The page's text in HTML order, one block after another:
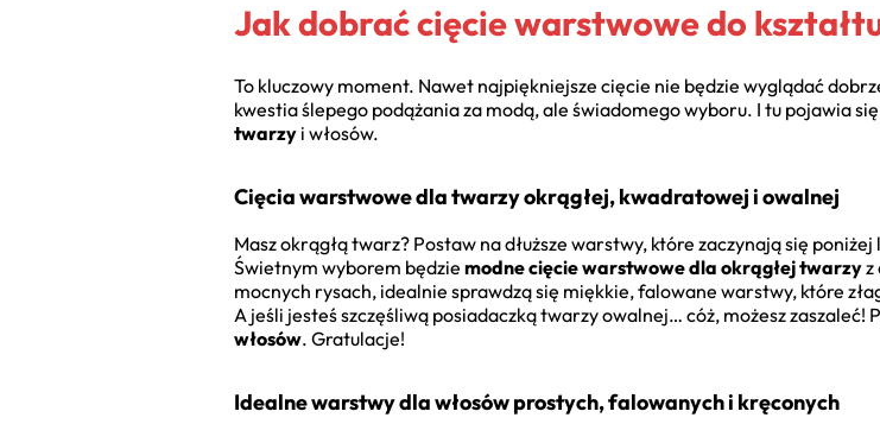
Jak dobrać cięcie warstwowe do
To kluczowy moment. Nawet najpiękniejsze cięcie nie będzie wyglądać
kwestia ślepego podążania za modą, ale świadomego wyboru. I tu pojawia
twarzy i włosów.
Cięcia warstwowe dla twarzy okrągłej, kwadratowej i owalnej
Masz okrągłą twarz? Postaw na dłuższe warstwy, które zaczynają się
Świetnym wyborem będzie modne cięcie warstwowe dla okrągłej twarzyz
mocnych rysach, idealnie sprawdzą się miękkie, falowane warstwy, które
A jeśli jesteś szczęśliwą posiadaczką twarzy owalnej… cóż, możesz zaszaleć!
włosów. Gratulacje!
Idealne warstwy dla włosów prostych, falowanych i kręconych